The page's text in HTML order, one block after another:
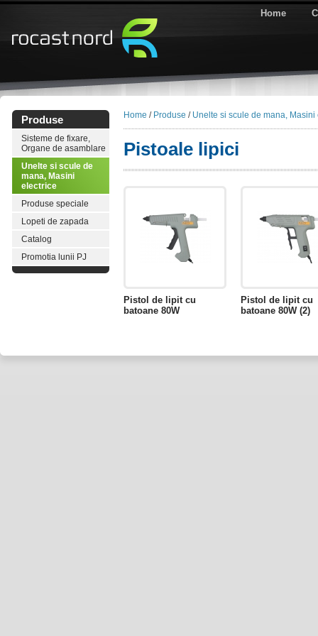
Home
Produse
Sisteme de fixare,
Organe de asamblare
Unelte si scule de
mana, Masini
electrice
Produse speciale
Lopeti de zapada
Catalog
Promotia lunii PJ
Home / Produse / Unelte si scule de mana, Masini
Pistoale lipici
Pistol de lipit cu
batoane 80W
Pistol de lipit cu
batoane 80W (2)